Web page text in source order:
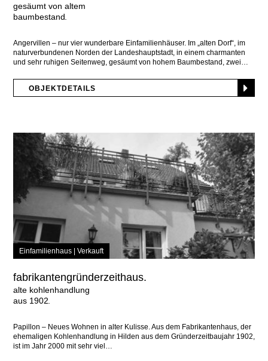
gesäumt von altem
baumbestand
Angervillen – nur vier wunderbare Einfamilienhäuser. Im „alten Dorf“, im
naturverbundenen Norden der Landeshauptstadt, in einem charmanten
und sehr ruhigen Seitenweg, gesäumt von hohem Baumbestand, zwei
OBJEKTDETAILS
Einfamilienhaus | Verkauft
fabrikantengründerzeithaus.
alte kohlenhandlung
aus 1902
Papillon – Neues Wohnen in alter Kulisse. Aus dem Fabrikantenhaus, der
ehemaligen Kohlenhandlung in Hilden aus dem Gründerzeitbaujahr 1902,
ist im Jahr 2000 mit sehr viel